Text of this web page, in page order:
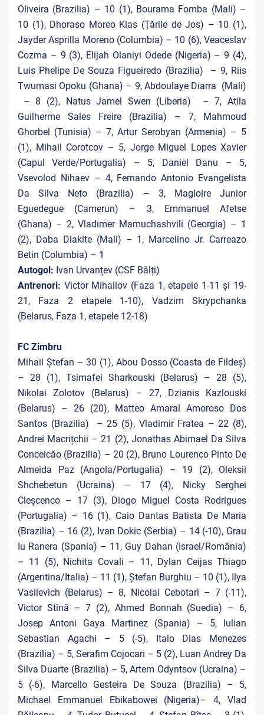
Oliveira (Brazilia) – 10 (1), Bourama Fomba (Mali) –
10 (1), Dhoraso Moreo Klas (Țările de Jos) – 10 (1),
Jayder Asprilla Moreno (Columbia) – 10 (6), Veaceslav
Cozma – 9 (3), Elijah Olaniyi Odede (Nigeria) – 9 (4),
Luis Phelipe De Souza Figueiredo (Brazilia) – 9, Riis
Twumasi Opoku (Ghana) – 9, Abdoulaye Diarra (Mali)
– 8 (2), Natus Jamel Swen (Liberia) – 7, Atila
Guilherme Sales Freire (Brazilia) – 7, Mahmoud
Ghorbel (Tunisia) – 7, Artur Serobyan (Armenia) – 5
(1), Mihail Corotcov – 5, Jorge Miguel Lopes Xavier
(Capul Verde/Portugalia) – 5, Daniel Danu – 5,
Vsevolod Nihaev – 4, Fernando Antonio Evangelista
Da Silva Neto (Brazilia) – 3, Magloire Junior
Eguedegue (Camerun) – 3, Emmanuel Afetse
(Ghana) – 2, Vladimer Mamuchashvili (Georgia) – 1
(2), Daba Diakite (Mali) – 1, Marcelino Jr. Carreazo
Betin (Columbia) – 1
Autogol: Ivan Urvanțev (CSF Bălți)
Antrenori: Victor Mihailov (Faza 1, etapele 1-11 și 19-
21, Faza 2 etapele 1-10), Vadzim Skrypchanka
(Belarus, Faza 1, etapele 12-18)
FC Zimbru
Mihail Ştefan – 30 (1), Abou Dosso (Coasta de Fildeș)
– 28 (1), Tsimafei Sharkouski (Belarus) – 28 (5),
Nikolai Zolotov (Belarus) – 27, Dzianis Kazlouski
(Belarus) – 26 (20), Matteo Amaral Amoroso Dos
Santos (Brazilia) – 25 (5), Vladimir Fratea – 22 (8),
Andrei Macrițchii – 21 (2), Jonathas Abimael Da Silva
Conceicăo (Brazilia) – 20 (2), Bruno Lourenco Pinto De
Almeida Paz (Angola/Portugalia) – 19 (2), Oleksii
Shchebetun (Ucraina) – 17 (4), Nicky Serghei
Cleșcenco – 17 (3), Diogo Miguel Costa Rodrigues
(Portugalia) – 16 (1), Caio Dantas Batista De Maria
(Brazilia) – 16 (2), Ivan Dokic (Serbia) – 14 (-10), Grau
Iu Ranera (Spania) – 11, Guy Dahan (Israel/România)
– 11 (5), Nichita Covali – 11, Dylan Ceijas Thiago
(Argentina/Italia) – 11 (1), Ștefan Burghiu – 10 (1), Ilya
Vasilevich (Belarus) – 8, Nicolai Cebotari – 7 (-11),
Victor Stînă – 7 (2), Ahmed Bonnah (Suedia) – 6,
Josep Antoni Gaya Martinez (Spania) – 5, Iulian
Sebastian Agachi – 5 (-5), Italo Dias Menezes
(Brazilia) – 5, Serafim Cojocari – 5 (2), Luan Andrey Da
Silva Duarte (Brazilia) – 5, Artem Odyntsov (Ucraina) –
5 (-6), Marcello Gesteira De Souza (Brazilia) – 5,
Michael Emmanuel Ebikabowei (Nigeria)– 4, Vlad